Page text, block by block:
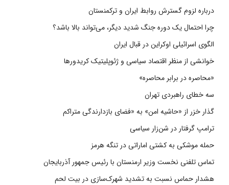
درباره لزوم گسترش روابط ایران و ترکمنستان
چرا احتمال یک دوره جنگ شدید دیگر، می‌تواند بالا باشد؟
الگوی اسرائیلی اوکراین در قبال ایران
خوانشی از منظر اقتصاد سیاسی و ژئوپلیتیک کریدورها
«محاصره در برابر محاصره»
سه خطای راهبردی تهران
گذار خزر از «حاشیه امن» به «فضای بازدارندگی متراکم
ترامپ گرفتار در شن‌زار سیاسی
حمله موشکی به کشتی اماراتی در تنگه هرمز
تماس تلفنی نخست وزیر ارمنستان با رئیس جمهور آذربایجان
هشدار حماس نسبت به تشدید شهرک‌سازی در بیت‌ لحم